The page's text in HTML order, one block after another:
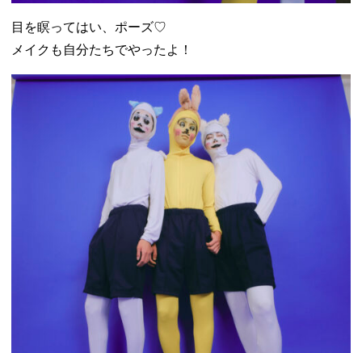
目を瞑ってはい、ポーズ♡
メイクも自分たちでやったよ！